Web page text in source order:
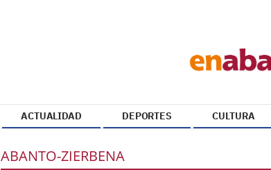
ACTUALIDAD DEPORTES CULTURA
ABANTO-ZIERBENA